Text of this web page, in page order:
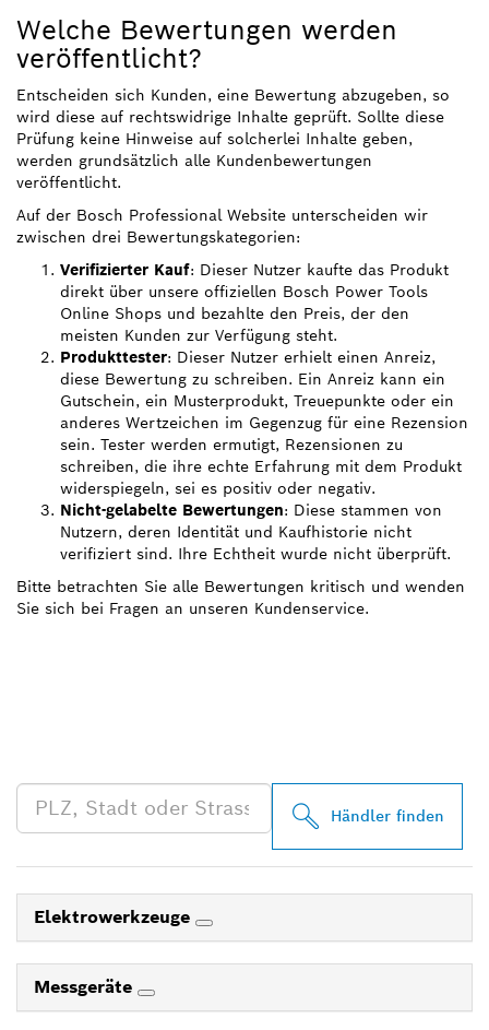
Welche Bewertungen werden
veröffentlicht?
Entscheiden sich Kunden, eine Bewertung abzugeben, so
wird diese auf rechtswidrige Inhalte geprüft. Sollte diese
Prüfung keine Hinweise auf solcherlei Inhalte geben,
werden grundsätzlich alle Kundenbewertungen
veröffentlicht.
Auf der Bosch Professional Website unterscheiden wir
zwischen drei Bewertungskategorien:
Verifizierter Kauf: Dieser Nutzer kaufte das Produkt
direkt über unsere offiziellen Bosch Power Tools
Online Shops und bezahlte den Preis, der den
meisten Kunden zur Verfügung steht.
Produkttester: Dieser Nutzer erhielt einen Anreiz,
diese Bewertung zu schreiben. Ein Anreiz kann ein
Gutschein, ein Musterprodukt, Treuepunkte oder ein
anderes Wertzeichen im Gegenzug für eine Rezension
sein. Tester werden ermutigt, Rezensionen zu
schreiben, die ihre echte Erfahrung mit dem Produkt
widerspiegeln, sei es positiv oder negativ.
Nicht-gelabelte Bewertungen: Diese stammen von
Nutzern, deren Identität und Kaufhistorie nicht
verifiziert sind. Ihre Echtheit wurde nicht überprüft.
Bitte betrachten Sie alle Bewertungen kritisch und wenden
Sie sich bei Fragen an unseren Kundenservice.
Händler finden
Elektrowerkzeuge
Messgeräte